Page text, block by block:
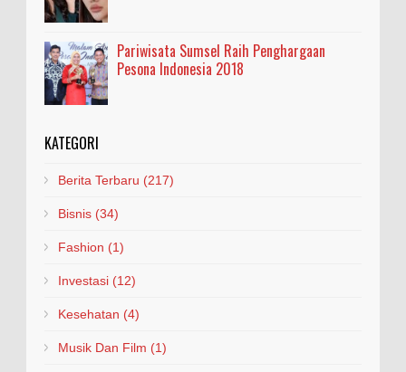
Pariwisata Sumsel Raih Penghargaan
Pesona Indonesia 2018
KATEGORI
Berita Terbaru (217)
Bisnis (34)
Fashion (1)
Investasi (12)
Kesehatan (4)
Musik Dan Film (1)